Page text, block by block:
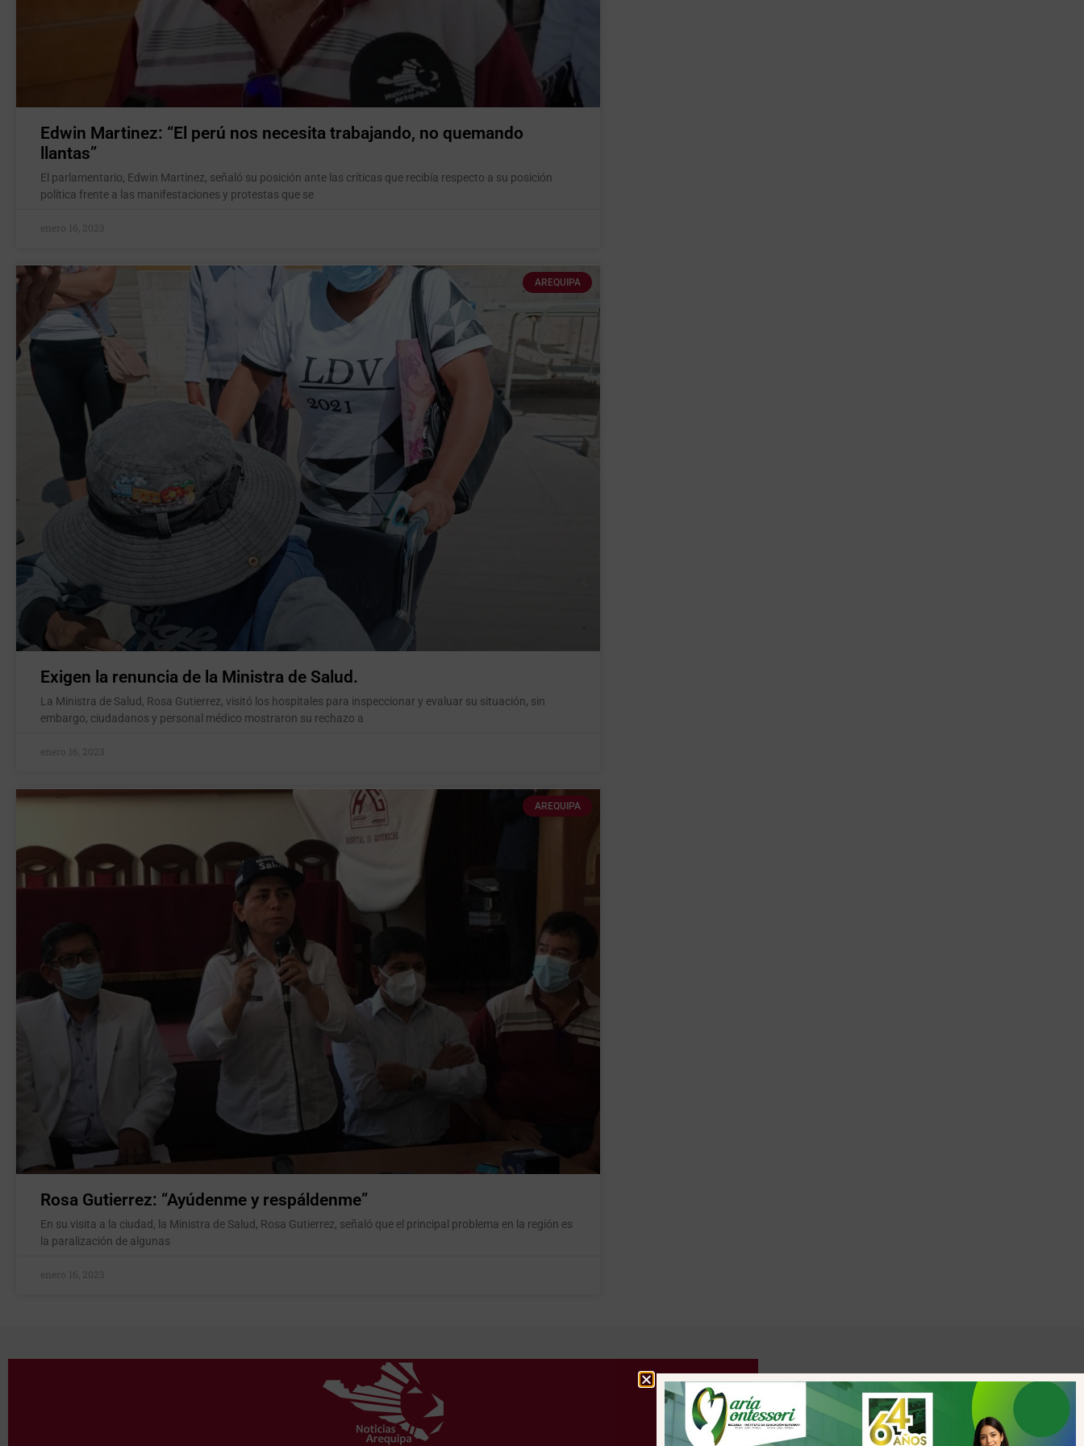
Edwin Martinez: “El perú nos necesita trabajando, no quemando
llantas”
El parlamentario, Edwin Martinez, señaló su posición ante las críticas que recibía respecto a su posición
política frente a las manifestaciones y protestas que se
enero 16, 2023
AREQUIPA
Exigen la renuncia de la Ministra de Salud.
La Ministra de Salud, Rosa Gutierrez, visitó los hospitales para inspeccionar y evaluar su situación, sin
embargo, ciudadanos y personal médico mostraron su rechazo a
enero 16, 2023
AREQUIPA
Rosa Gutierrez: “Ayúdenme y respáldenme”
En su visita a la ciudad, la Ministra de Salud, Rosa Gutierrez, señaló que el principal problema en la región es
la paralización de algunas
enero 16, 2023